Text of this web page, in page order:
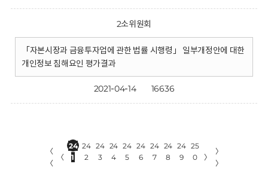
2소위원회
「자본시장과 금융투자업에 관한 법률 시행령」 일부개정안에 대한
개인정보 침해요인 평가결과
2021-04-14 16636
〈
〈
〈
24
1
24
2
24
3
24
4
24
5
24
6
24
7
24
8
24
9
25
0
〉
〉
〉